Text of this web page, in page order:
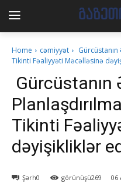
Home cəmiyyət
Gürcüstanın
Tikinti Fəaliyyəti Məcəlləsinə
Gürcüstanın
Tikinti
dəyişikliklər
06
Şərh0 görünüşü269